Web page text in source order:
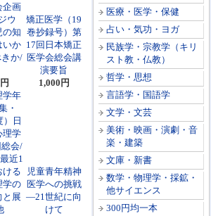
医療・医学・保健
占い・気功・ヨガ
民族学・宗教学（キリ
スト教・仏教）
哲学・思想
言語学・国語学
文学・文芸
美術・映画・演劇・音
楽・建築
文庫・新書
数学・物理学・採鉱・
他サイエンス
300円均一本
企画
ウ
の知
いか
か/
矯正医学（19
巻抄録号）第
17回日本矯正
医学会総会講
演要旨
1,000円
学年
・
）日
理学
会/
近1
ける
学の
と展
児童青年精神
医学への挑戦
―21世紀に向
けて